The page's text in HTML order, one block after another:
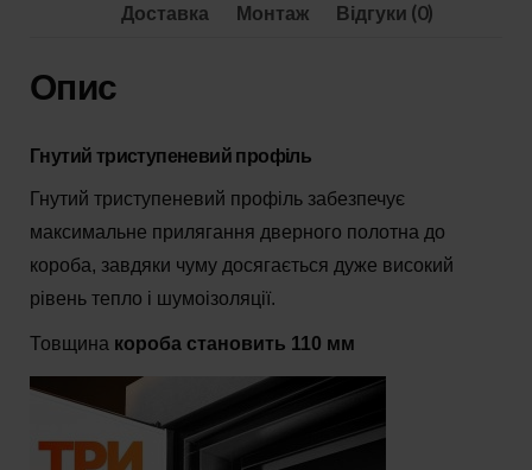
Megapolis
кількість
Доставка Монтаж Відгуки (0)
Опис
Гнутий триступеневий профіль
Гнутий триступеневий профіль забезпечує
максимальне прилягання дверного полотна до
короба, завдяки чуму досягається дуже високий
рівень тепло і шумоізоляції.
Товщина короба становить 110 мм